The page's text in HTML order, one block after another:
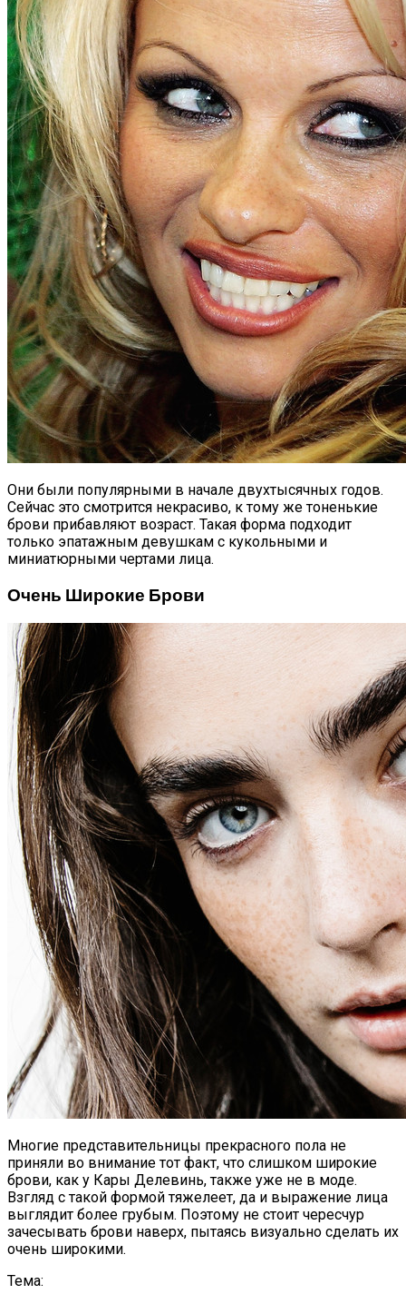
Они были популярными в начале двухтысячных годов.
Сейчас это смотрится некрасиво, к тому же тоненькие
брови прибавляют возраст. Такая форма подходит
только эпатажным девушкам с кукольными и
миниатюрными чертами лица.
Очень Широкие Брови
Многие представительницы прекрасного пола не
приняли во внимание тот факт, что слишком широкие
брови, как у Кары Делевинь, также уже не в моде.
Взгляд с такой формой тяжелеет, да и выражение лица
выглядит более грубым. Поэтому не стоит чересчур
зачесывать брови наверх, пытаясь визуально сделать их
очень широкими.
Тема: